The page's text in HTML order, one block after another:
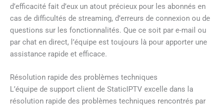
d’efficacité fait d’eux un atout précieux pour les abonnés en
cas de difficultés de streaming, d’erreurs de connexion ou de
questions sur les fonctionnalités. Que ce soit par e-mail ou
par chat en direct, l’équipe est toujours là pour apporter une
assistance rapide et efficace.
Résolution rapide des problèmes techniques
L’équipe de support client de StaticIPTV excelle dans la
résolution rapide des problèmes techniques rencontrés par